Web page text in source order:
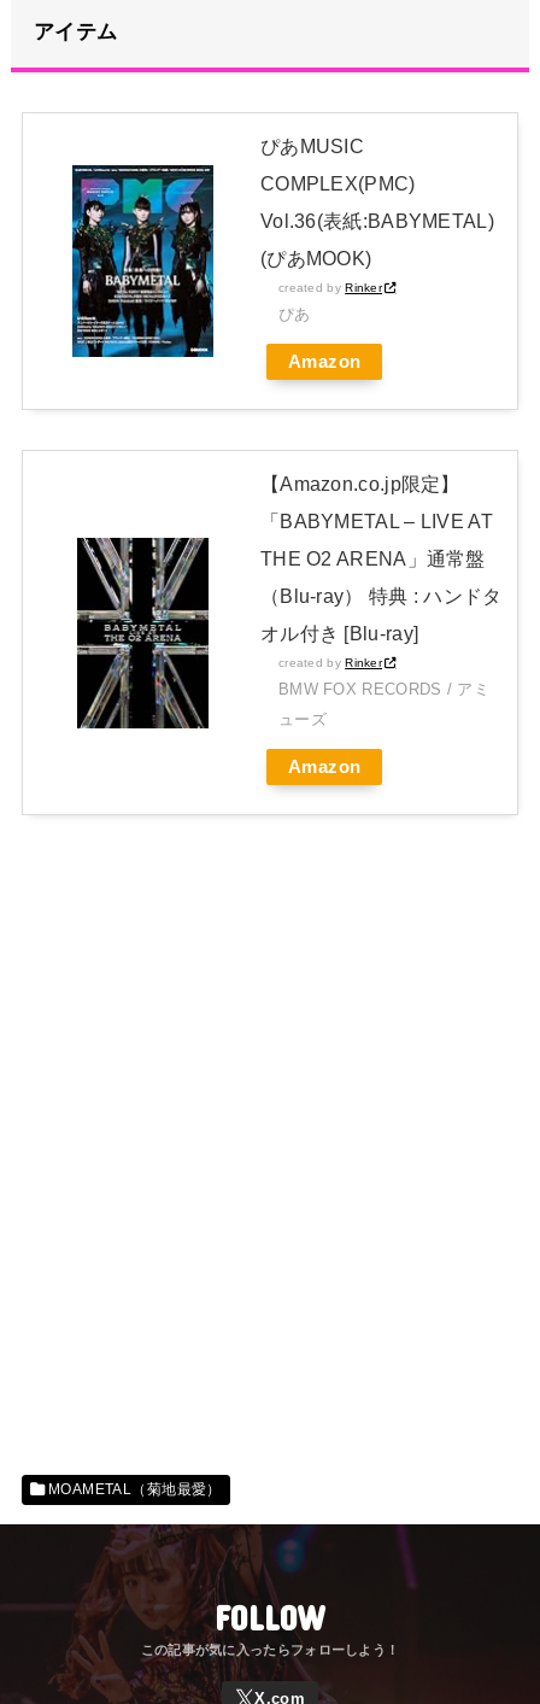
【朗報】山﨑愛生「けんぱなぱっぱぱん！」← NEW!
【画像】アイドルさん「体重10キロ増えたらこうなった」
日本独自企画・限定生産盤「METAL FORTH (DELUXE
JAPAN EDITION)」着弾
【BABYMETAL】METAL FORTH DELUXE JAPAN EDITION
開封レビュー!
アイテム
ぴあMUSIC
COMPLEX(PMC)
Vol.36(表紙:BABYMETAL)
(ぴあMOOK)
created byRinker
ぴあ
Amazon
【Amazon.co.jp限定】
「BABYMETAL – LIVE AT
THE O2 ARENA」通常盤
（Blu-ray） 特典 : ハンドタ
オル付き [Blu-ray]
created byRinker
BMW FOX RECORDS / アミ
ューズ
Amazon
MOAMETAL（菊地最愛）
FOLLOW